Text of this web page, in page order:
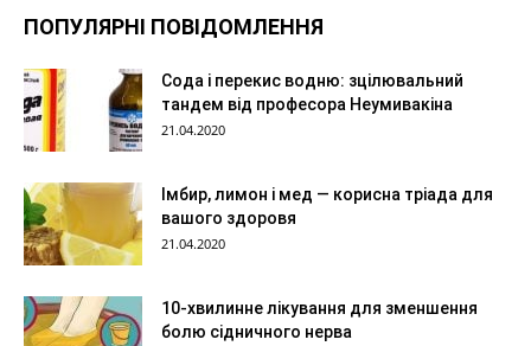
ПОПУЛЯРНІ ПОВІДОМЛЕННЯ
Сода і перекис водню: зцілювальний
тандем від професора Неумивакіна
21.04.2020
Імбир, лимон і мед — корисна тріада для
вашого здоровя
21.04.2020
10-хвилинне лікування для зменшення
болю сідничного нерва